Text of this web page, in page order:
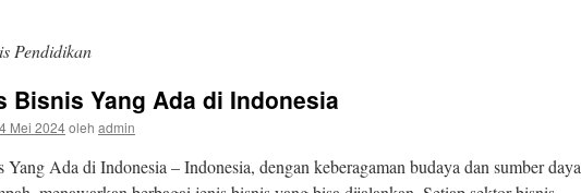
Pendidikan
Bisnis Yang Ada di Indonesia
Mei 2024oleh admin
Yang Ada di Indonesia – Indonesia, dengan keberagaman budaya dan sumber daya